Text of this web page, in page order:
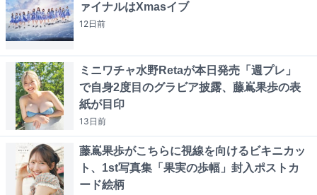
ァイナルはXmasイブ
12日前
ミニワチャ水野Retaが本日発売「週プレ」
で自身2度目のグラビア披露、藤嶌果歩の表
紙が目印
13日前
藤嶌果歩がこちらに視線を向けるビキニカッ
ト、1st写真集「果実の歩幅」封入ポストカ
ード絵柄